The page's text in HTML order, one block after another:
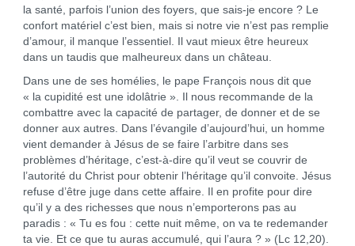
la santé, parfois l’union des foyers, que sais-je encore ? Le
confort matériel c’est bien, mais si notre vie n’est pas remplie
d’amour, il manque l’essentiel. Il vaut mieux être heureux
dans un taudis que malheureux dans un château.
Dans une de ses homélies, le pape François nous dit que
« la cupidité est une idolâtrie ». Il nous recommande de la
combattre avec la capacité de partager, de donner et de se
donner aux autres. Dans l’évangile d’aujourd’hui, un homme
vient demander à Jésus de se faire l’arbitre dans ses
problèmes d’héritage, c’est-à-dire qu’il veut se couvrir de
l’autorité du Christ pour obtenir l’héritage qu’il convoite. Jésus
refuse d’être juge dans cette affaire. Il en profite pour dire
qu’il y a des richesses que nous n’emporterons pas au
paradis : « Tu es fou : cette nuit même, on va te redemander
ta vie. Et ce que tu auras accumulé, qui l’aura ? » (Lc 12,20).